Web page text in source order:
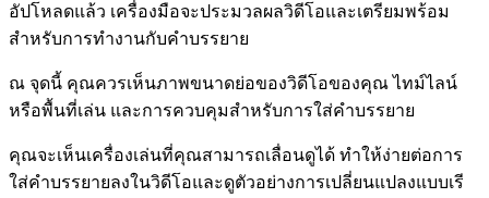
อัปโหลดแล้ว เครื่องมือจะประมวลผลวิดีโอและเตรียมพร้อม
สำหรับการทำงานกับคำบรรยาย
ณ จุดนี้ คุณควรเห็นภาพขนาดย่อของวิดีโอของคุณ ไทม์ไลน์
หรือพื้นที่เล่น และการควบคุมสำหรับการใส่คำบรรยาย
คุณจะเห็นเครื่องเล่นที่คุณสามารถเลื่อนดูได้ ทำให้ง่ายต่อการ
ใส่คำบรรยายลงในวิดีโอและดูตัวอย่างการเปลี่ยนแปลงแบบเรี